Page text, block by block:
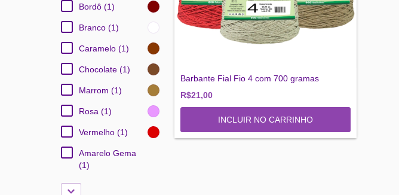
Bordô (1)
Branco (1)
Caramelo (1)
Chocolate (1)
Marrom (1)
Rosa (1)
Vermelho (1)
Amarelo Gema
(1)
Barbante Fial Fio 4 com 700 gramas
R$21,00
INCLUIR NO CARRINHO